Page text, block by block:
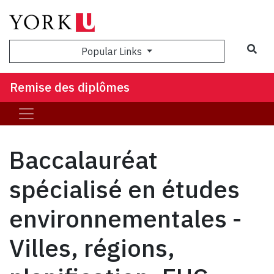
Popular Links
Remise des diplômes
Baccalauréat
spécialisé en études
environnementales -
Villes, régions,